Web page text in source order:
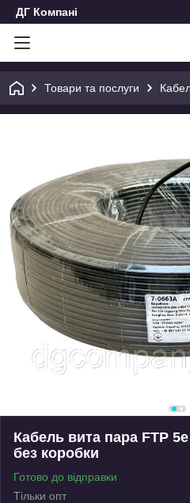
ДГ Компані
Товари та послуги
Кабель вита пара FTP
без коробки
Готово до відправки
Тільки опт